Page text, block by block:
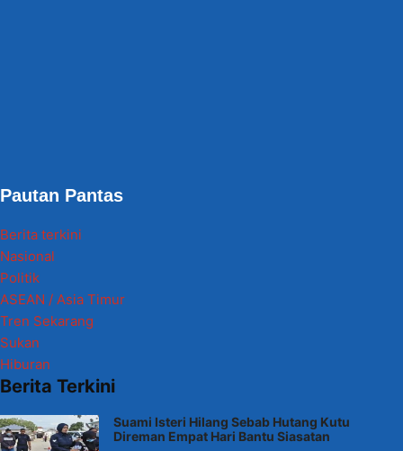
Pautan Pantas
Berita terkini
Nasional
Politik
ASEAN / Asia Timur
Tren Sekarang
Sukan
Hiburan
Berita Terkini
Suami Isteri Hilang Sebab Hutang Kutu
Direman Empat Hari Bantu Siasatan